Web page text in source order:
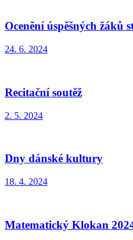
Ocenění úspěšných žáků
24. 6. 2024
Recitační soutěž
2. 5. 2024
Dny dánské kultury
18. 4. 2024
Matematický Klokan